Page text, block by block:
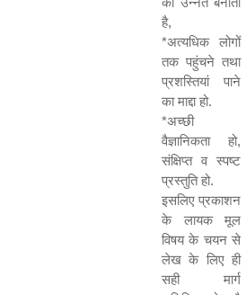
है,
*अत्यधिक लोगों
तक पहुंचने तथा
प्रशस्तियां पाने
का माद्दा हो.
*अच्छी
वैज्ञानिकता हो,
संक्षिप्त व स्पष्ट
प्रस्तुति हो.
इसलिए प्रकाशन
के लायक मूल
विषय के चयन से
लेख के लिए ही
सही मार्ग